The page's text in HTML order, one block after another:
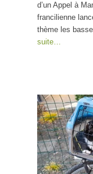
d’un Appel à
francilienne
thème les
suite…